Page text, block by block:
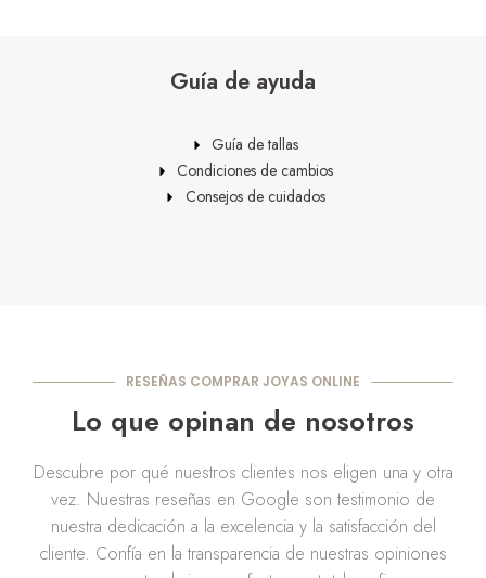
Guía de ayuda
Guía de tallas
Condiciones de cambios
Consejos de cuidados
RESEÑAS COMPRAR JOYAS ONLINE
Lo que opinan de nosotros
Descubre por qué nuestros clientes nos eligen una y otra
vez. Nuestras reseñas en Google son testimonio de
nuestra dedicación a la excelencia y la satisfacción del
cliente. Confía en la transparencia de nuestras opiniones